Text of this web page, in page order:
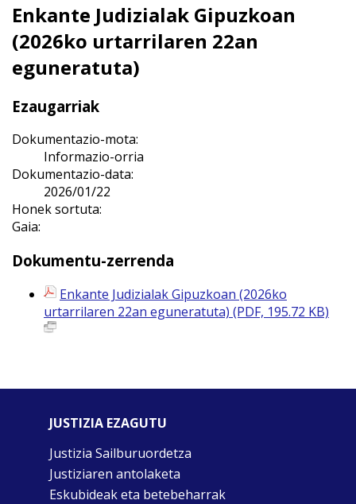
Enkante Judizialak Gipuzkoan
(2026ko urtarrilaren 22an
eguneratuta)
Ezaugarriak
Dokumentazio-mota:
Informazio-orria
Dokumentazio-data:
2026/01/22
Honek sortuta:
Gaia:
Dokumentu-zerrenda
Enkante Judizialak Gipuzkoan (2026ko
urtarrilaren 22an eguneratuta) (PDF, 195.72 KB)
JUSTIZIA EZAGUTU
Justizia Sailburuordetza
Justiziaren antolaketa
Eskubideak eta betebeharrak